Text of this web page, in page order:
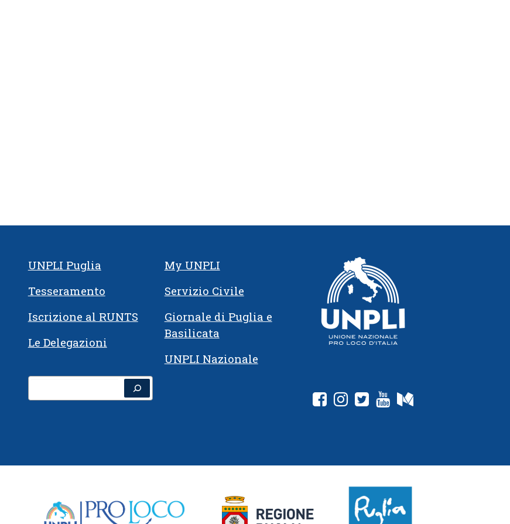
UNPLI Puglia
Tesseramento
Iscrizione al RUNTS
Le Delegazioni
My UNPLI
Servizio Civile
Giornale di Puglia e
Basilicata
UNPLI Nazionale
fab fa-facebook-square
fab fa-instagram
fab fa-twitter-square
fab fa-youtube